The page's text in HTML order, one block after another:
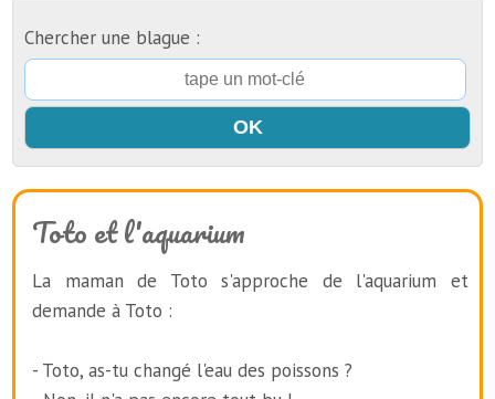
Chercher une blague :
Toto et l'aquarium
La maman de Toto s'approche de l'aquarium et
demande à Toto :
- Toto, as-tu changé l'eau des poissons ?